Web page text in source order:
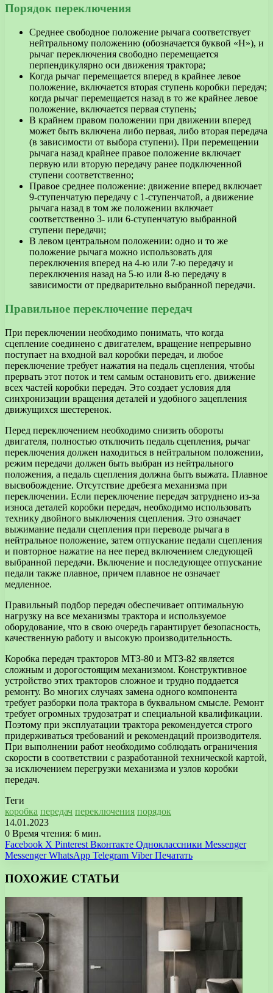
Порядок переключения
Среднее свободное положение рычага соответствует
нейтральному положению (обозначается буквой «H»), и
рычаг переключения свободно перемещается
перпендикулярно оси движения трактора;
Когда рычаг перемещается вперед в крайнее левое
положение, включается вторая ступень коробки передач;
когда рычаг перемещается назад в то же крайнее левое
положение, включается первая ступень;
В крайнем правом положении при движении вперед
может быть включена либо первая, либо вторая передача
(в зависимости от выбора ступени). При перемещении
рычага назад крайнее правое положение включает
первую или вторую передачу ранее подключенной
ступени соответственно;
Правое среднее положение: движение вперед включает
9-ступенчатую передачу с 1-ступенчатой, а движение
рычага назад в том же положении включает
соответственно 3- или 6-ступенчатую выбранной
ступени передачи;
В левом центральном положении: одно и то же
положение рычага можно использовать для
переключения вперед на 4-ю или 7-ю передачу и
переключения назад на 5-ю или 8-ю передачу в
зависимости от предварительно выбранной передачи.
Правильное переключение передач
При переключении необходимо понимать, что когда
сцепление соединено с двигателем, вращение непрерывно
поступает на входной вал коробки передач, и любое
переключение требует нажатия на педаль сцепления, чтобы
прервать этот поток и тем самым остановить его. движение
всех частей коробки передач. Это создает условия для
синхронизации вращения деталей и удобного зацепления
движущихся шестеренок.
Перед переключением необходимо снизить обороты
двигателя, полностью отключить педаль сцепления, рычаг
переключения должен находиться в нейтральном положении,
режим передачи должен быть выбран из нейтрального
положения, а педаль сцепления должна быть выжата. Плавное
высвобождение. Отсутствие дребезга механизма при
переключении. Если переключение передач затруднено из-за
износа деталей коробки передач, необходимо использовать
технику двойного выключения сцепления. Это означает
выжимание педали сцепления при переводе рычага в
нейтральное положение, затем отпускание педали сцепления
и повторное нажатие на нее перед включением следующей
выбранной передачи. Включение и последующее отпускание
педали также плавное, причем плавное не означает
медленное.
Правильный подбор передач обеспечивает оптимальную
нагрузку на все механизмы трактора и используемое
оборудование, что в свою очередь гарантирует безопасность,
качественную работу и высокую производительность.
Коробка передач тракторов МТЗ-80 и МТЗ-82 является
сложным и дорогостоящим механизмом. Конструктивное
устройство этих тракторов сложное и трудно поддается
ремонту. Во многих случаях замена одного компонента
требует разборки пола трактора в буквальном смысле. Ремонт
требует огромных трудозатрат и специальной квалификации.
Поэтому при эксплуатации трактора рекомендуется строго
придерживаться требований и рекомендаций производителя.
При выполнении работ необходимо соблюдать ограничения
скорости в соответствии с разработанной технической картой,
за исключением перегрузки механизма и узлов коробки
передач.
Теги
коробка передач переключения порядок
14.01.2023
0 Время чтения: 6 мин.
Facebook X Pinterest Вконтакте Одноклассники Messenger
Messenger WhatsApp Telegram Viber Печатать
ПОХОЖИЕ СТАТЬИ